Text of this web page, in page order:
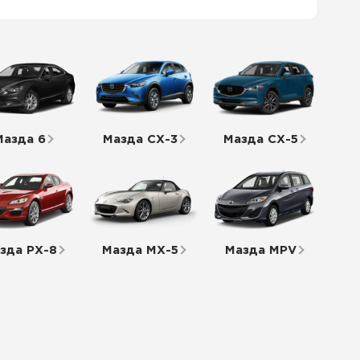
6 Мазда СХ-3 Мазда СХ-5
РХ-8 Мазда МХ-5 Мазда MPV